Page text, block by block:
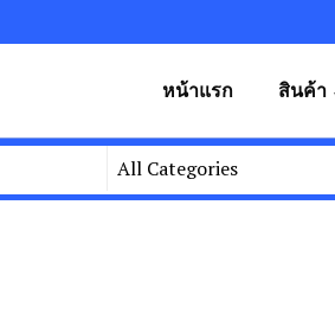
หน้าแรก สินค้า